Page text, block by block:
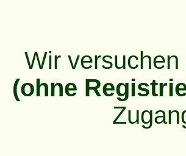
Wir
(ohne